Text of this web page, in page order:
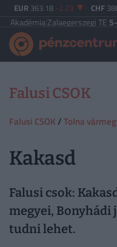
EUR 363.18 -2.23 CHF
|Zalaegerszegi TE5-2
Falusi CSOK
Falusi CSOK /Tolna
Kakasd
Falusi csok:
megyei, Bonyhádi
tudni lehet.